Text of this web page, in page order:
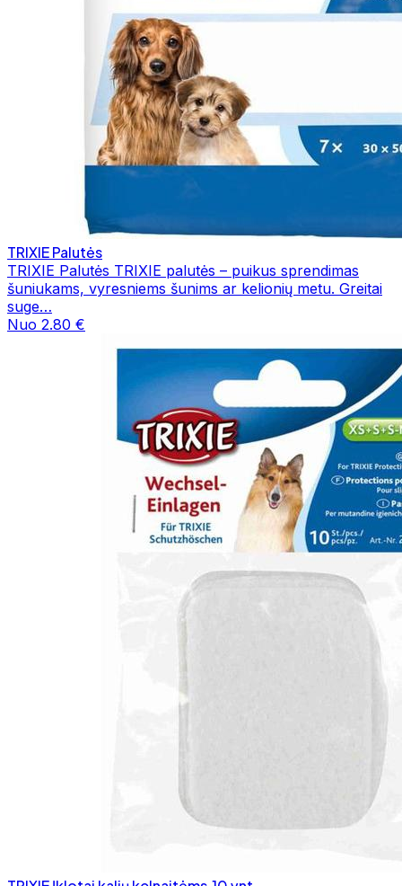
TRIXIE Palutės
TRIXIE Palutės TRIXIE palutės – puikus sprendimas
šuniukams, vyresniems šunims ar kelionių metu. Greitai
suge…
Nuo 2.80 €